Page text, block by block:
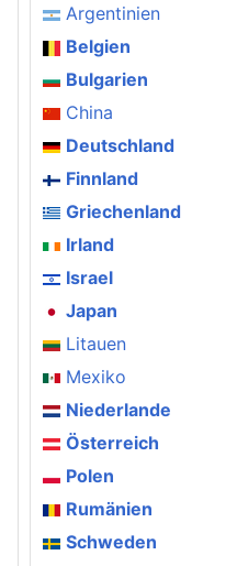
Argentinien
Belgien
Bulgarien
China
Deutschland
Finnland
Griechenland
Irland
Israel
Japan
Litauen
Mexiko
Niederlande
Österreich
Polen
Rumänien
Schweden